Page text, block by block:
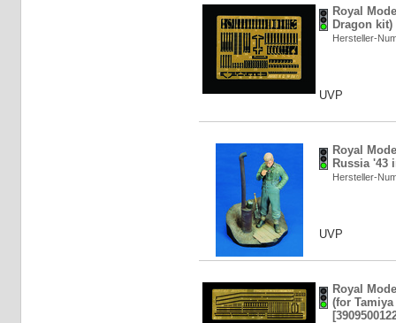
Royal
Dragon kit)
Hersteller-
UVP
Royal
Russia '43
Hersteller-
UVP
Royal
(for